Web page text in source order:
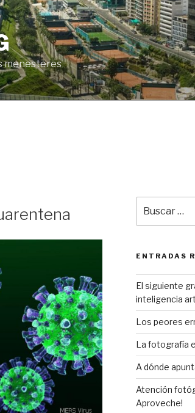
menesteres
por:
ENTRADAS
El siguiente
inteligencia
Los peores
La fotografía
A dónde
Atención
Aproveche!